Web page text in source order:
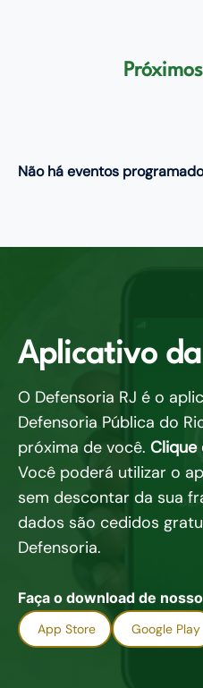
Não há eventos
Aplicativo
O Defensoria RJ é o
Defensoria Pública do
próxima de você. Clique
Você poderá utilizar o
sem descontar da sua
dados são cedidos
Defensoria.
Faça o download de
App Store Google Play